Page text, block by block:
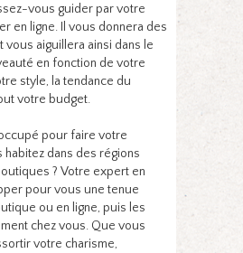
vous guider par votre
en ligne. Il vous donnera des
vous aiguillera ainsi dans le
en fonction de votre
style, la tendance du
votre budget.
pour faire votre
habitez dans des régions
? Votre expert en
pour vous une tenue
ou en ligne, puis les
chez vous. Que vous
votre charisme,